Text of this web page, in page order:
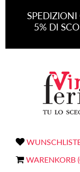
SPEDIZIONI
5% DI
WARENKORB